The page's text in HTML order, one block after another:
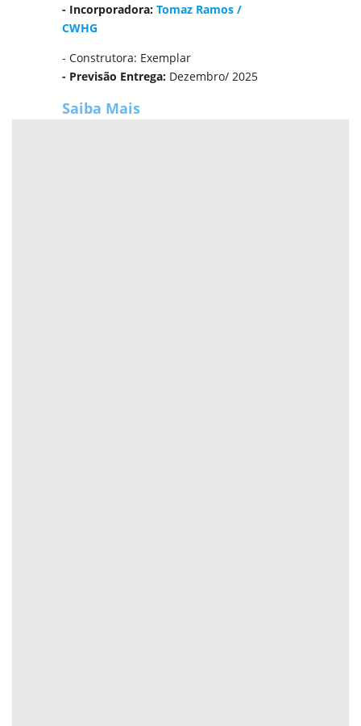
- Incorporadora: Tomaz Ramos /
CWHG
- Construtora: Exemplar
- Previsão Entrega: Dezembro/ 2025
Saiba Mais